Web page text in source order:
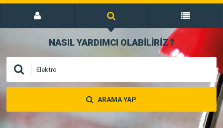
NASIL YARDIMCI OLABİLİRİZ?
ARAMA YAP